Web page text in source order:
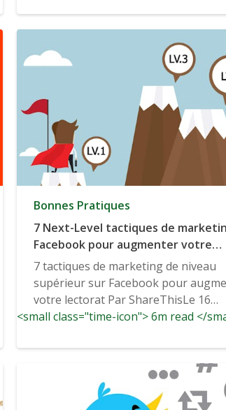
Bonnes Pratiques
7 Next-Level tactiques de
Facebook pour augmenter votre
lectorat
7 tactiques de marketing de niveau
supérieur sur Facebook pour
votre lectorat Par ShareThisLe 16
novembre 2017 bonnes pratiques,
<small class="time-icon"> 6m read </